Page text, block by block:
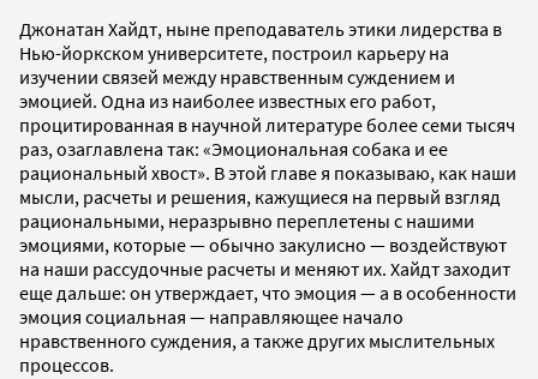
Джонатан Хайдт, ныне преподаватель этики лидерства в
Нью-йоркском университете, построил карьеру на
изучении связей между нравственным суждением и
эмоцией. Одна из наиболее известных его работ,
процитированная в научной литературе более семи тысяч
раз, озаглавлена так: «Эмоциональная собака и ее
рациональный хвост». В этой главе я показываю, как наши
мысли, расчеты и решения, кажущиеся на первый взгляд
рациональными, неразрывно переплетены с нашими
эмоциями, которые — обычно закулисно — воздействуют
на наши рассудочные расчеты и меняют их. Хайдт заходит
еще дальше: он утверждает, что эмоция — а в особенности
эмоция социальная — направляющее начало
нравственного суждения, а также других мыслительных
процессов.